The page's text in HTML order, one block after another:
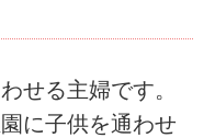
せる主婦です。
に子供を通わせ